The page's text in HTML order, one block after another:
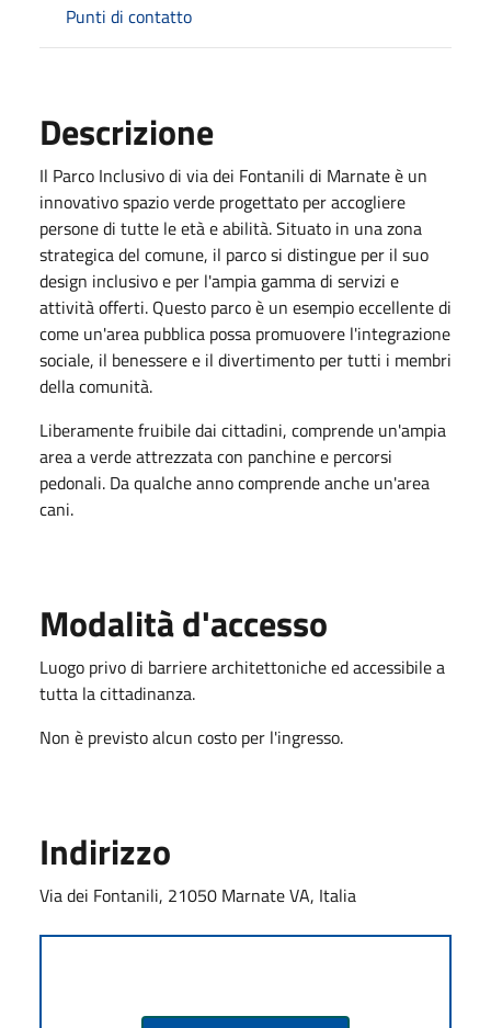
Punti di contatto
Descrizione
Il Parco Inclusivo di via dei Fontanili di Marnate è un
innovativo spazio verde progettato per accogliere
persone di tutte le età e abilità. Situato in una zona
strategica del comune, il parco si distingue per il suo
design inclusivo e per l'ampia gamma di servizi e
attività offerti. Questo parco è un esempio eccellente di
come un'area pubblica possa promuovere l'integrazione
sociale, il benessere e il divertimento per tutti i membri
della comunità.
Liberamente fruibile dai cittadini, comprende un'ampia
area a verde attrezzata con panchine e percorsi
pedonali. Da qualche anno comprende anche un'area
cani.
Modalità d'accesso
Luogo privo di barriere architettoniche ed accessibile a
tutta la cittadinanza.
Non è previsto alcun costo per l'ingresso.
Indirizzo
Via dei Fontanili, 21050 Marnate VA, Italia